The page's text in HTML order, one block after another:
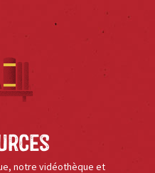
notre vidéothèque et